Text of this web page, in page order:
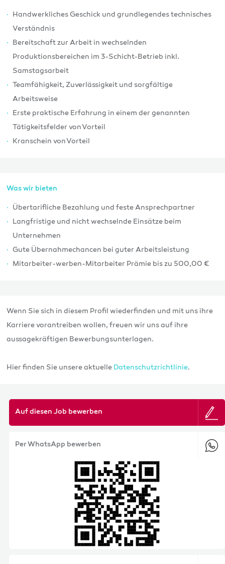
Handwerkliches Geschick und grundlegendes technisches
Verständnis
Bereitschaft zur Arbeit in wechselnden
Produktionsbereichen im 3-Schicht-Betrieb inkl.
Samstagsarbeit
Teamfähigkeit, Zuverlässigkeit und sorgfältige
Arbeitsweise
Erste praktische Erfahrung in einem der genannten
Tätigkeitsfelder von Vorteil
Kranschein von Vorteil
Was wir bieten
Übertarifliche Bezahlung und feste Ansprechpartner
Langfristige und nicht wechselnde Einsätze beim
Unternehmen
Gute Übernahmechancen bei guter Arbeitsleistung
Mitarbeiter-werben-Mitarbeiter Prämie bis zu 500,00 €
Wenn Sie sich in diesem Profil wiederfinden und mit uns ihre
Karriere vorantreiben wollen, freuen wir uns auf ihre
aussagekräftigen Bewerbungsunterlagen.
Hier finden Sie unsere aktuelle Datenschutzrichtlinie.
Auf diesen Job bewerben
Per WhatsApp bewerben